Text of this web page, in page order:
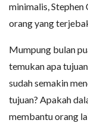
minimalis,
orang yang
Mumpung bulan
temukan apa
sudah semakin
tujuan? Apakah
membantu orang